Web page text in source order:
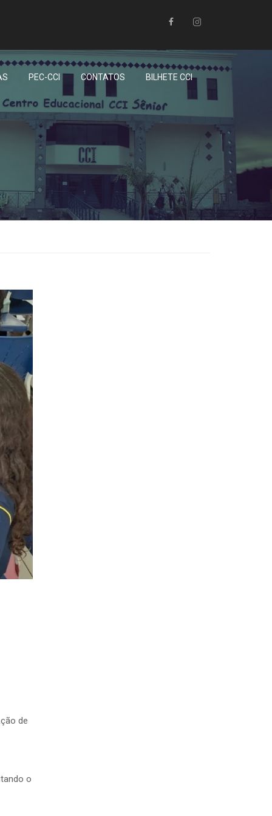
PEC-CCI CONTATOS BILHETE CCI
de
o